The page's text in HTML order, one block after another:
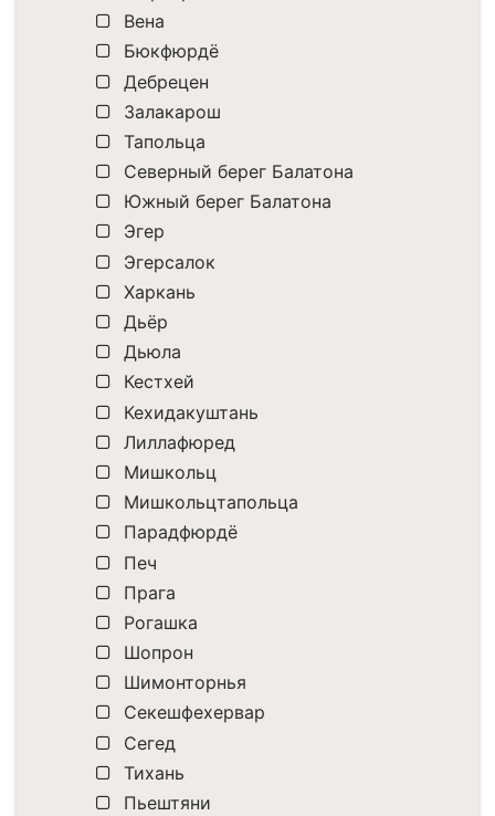
Вена
Бюкфюрдё
Дебрецен
Залакарош
Тапольца
Северный берег Балатона
Южный берег Балатона
Эгер
Эгерсалок
Харкань
Дьёр
Дьюла
Кестхей
Кехидакуштань
Лиллафюред
Мишкольц
Мишкольцтапольца
Парадфюрдё
Печ
Прага
Рогашка
Шопрон
Шимонторнья
Секешфехервар
Сегед
Тихань
Пьештяни